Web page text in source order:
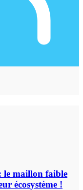
le maillon faible
écosystème !